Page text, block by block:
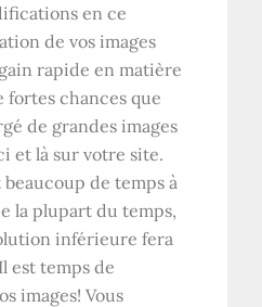
en ce
de vos images
rapide en matière
fortes chances que
de grandes images
et là sur votre site.
de temps à
la plupart du temps,
inférieure fera
est temps de
images! Vous